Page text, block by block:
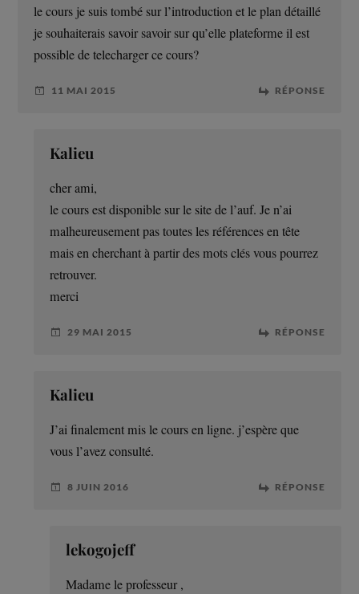
le cours je suis tombé sur l’introduction et le plan détaillé
je souhaiterais savoir savoir sur qu’elle plateforme il est
possible de telecharger ce cours?
11 MAI 2015 RÉPONSE
Kalieu
cher ami,
le cours est disponible sur le site de l’auf. Je n’ai
malheureusement pas toutes les références en tête
mais en cherchant à partir des mots clés vous pourrez
retrouver.
merci
29 MAI 2015 RÉPONSE
Kalieu
J’ai finalement mis le cours en ligne. j’espère que
vous l’avez consulté.
8 JUIN 2016 RÉPONSE
lekogojeff
Madame le professeur ,